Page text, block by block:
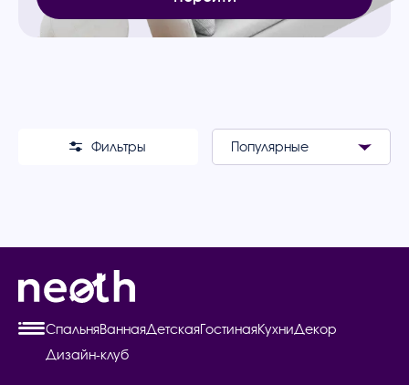
Фильтры
СпальняВаннаяДетскаяГостинаяКухниДекор
Дизайн-клуб